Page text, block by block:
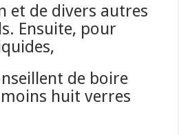
et de divers autres
Ensuite, pour
de boire
huit verres